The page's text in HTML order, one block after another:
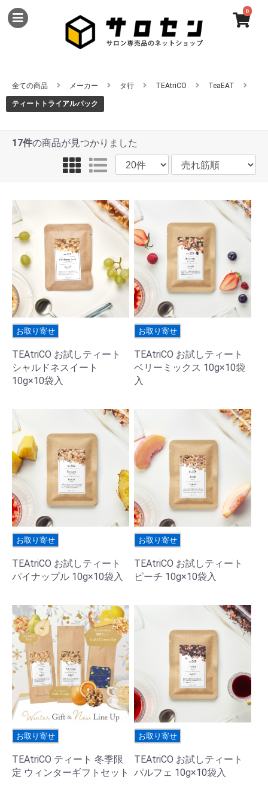
0
全ての商品 メーカー タ行 TEAtriCO TeaEAT
ティートトライアルパック
17件の商品が見つかりました
お取り寄せ
TEAtriCO お試しティート
シャルドネスイート
10g×10袋入
お取り寄せ
TEAtriCO お試しティート
ベリーミックス 10g×10袋
入
お取り寄せ
TEAtriCO お試しティート
パイナップル 10g×10袋入
お取り寄せ
TEAtriCO お試しティート
ピーチ 10g×10袋入
お取り寄せ
TEAtriCO ティート 冬季限
定 ウィンターギフトセット
お取り寄せ
TEAtriCO お試しティート
パルフェ 10g×10袋入